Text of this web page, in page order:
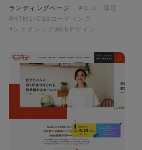
ランディングページ
#エコ・環境
#HTML/CSSコーディング
#レスポンシブWebデザイン